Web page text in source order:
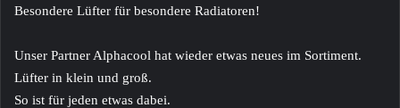
Besondere Lüfter für besondere Radiatoren!
Unser Partner Alphacool hat wieder etwas neues im Sortiment.
Lüfter in klein und groß.
So ist für jeden etwas dabei.